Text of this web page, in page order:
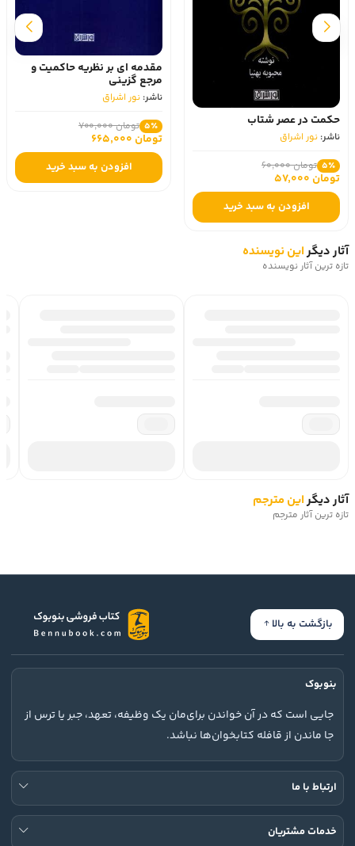
حکمت در عصر شتاب
ناشر: نور اشراق
5٪ تومان 60,000
تومان 57,000
افزودن به سبد خرید
مقدمه ای بر نظریه حاکمیت و
مرجع گزینی
ناشر: نور اشراق
5٪ تومان 700,000
تومان 665,000
افزودن به سبد خرید
آثار دیگراین نویسنده
تازه ترین آثار نویسنده
آثار دیگراین مترجم
تازه ترین آثار مترجم
بازگشت به بالا
بنوبوک
جایی است که در آن خواندن برای‌مان یک وظیفه، تعهد، جبر یا ترس از
جا ماندن از قافله کتابخوان‌ها نباشد.
ارتباط با ما
خدمات مشتریان